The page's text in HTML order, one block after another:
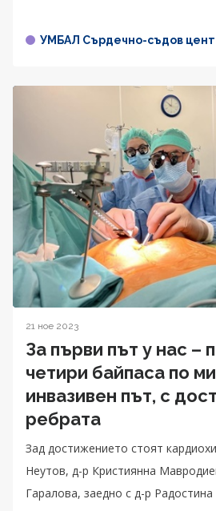
УМБАЛ Сърдечно-съдов
21 ное 2023
За първи път у нас –
четири байпаса по
инвазивен път, с
ребрата
Зад достижението стоят
Неутов, д-р Кристиянна
Гаралова, заедно с д-р